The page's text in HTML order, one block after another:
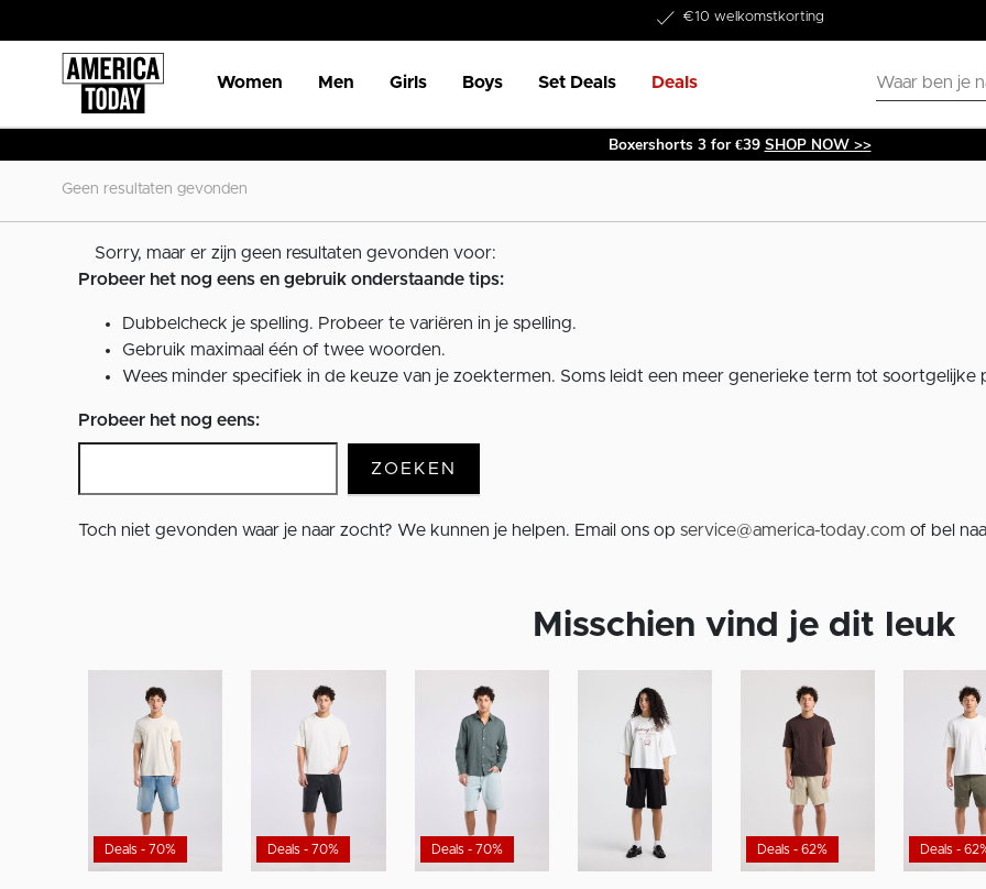
€10 welkomstkorting
Word lid van onze Member Club!
Women Men Girls Boys Set Deals Deals
Boxershorts 3 for €39 SHOP NOW >>
Geen resultaten gevonden
Sorry, maar er zijn geen resultaten gevonden voor:
Probeer het nog eens en gebruik onderstaande tips:
Dubbelcheck je spelling. Probeer te variëren in je spelling.
Gebruik maximaal één of twee woorden.
Wees minder specifiek in de keuze van je zoektermen. Soms leidt een meer generieke term tot soortgelijke
Probeer het nog eens:
ZOEKEN
Toch niet gevonden waar je naar zocht? We kunnen je helpen. Email ons op service@america-today.com of bel
Misschien vind je dit leuk
Deals - 70% Deals - 70% Deals - 70% Deals - 62% Deals -